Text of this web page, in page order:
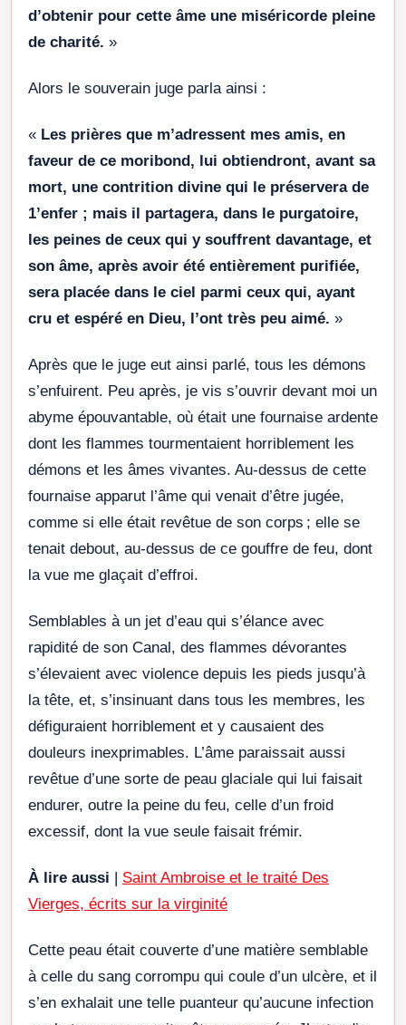
d’obtenir pour cette âme une miséricorde pleine
de charité. »
Alors le souverain juge parla ainsi :
« Les prières que m’adressent mes amis, en
faveur de ce moribond, lui obtiendront, avant sa
mort, une contrition divine qui le préservera de
1’enfer ; mais il partagera, dans le purgatoire,
les peines de ceux qui y souffrent davantage, et
son âme, après avoir été entièrement purifiée,
sera placée dans le ciel parmi ceux qui, ayant
cru et espéré en Dieu, l’ont très peu aimé. »
Après que le juge eut ainsi parlé, tous les démons
s’enfuirent. Peu après, je vis s’ouvrir devant moi un
abyme épouvantable, où était une fournaise ardente
dont les flammes tourmentaient horriblement les
démons et les âmes vivantes. Au-dessus de cette
fournaise apparut l’âme qui venait d’être jugée,
comme si elle était revêtue de son corps ; elle se
tenait debout, au-dessus de ce gouffre de feu, dont
la vue me glaçait d’effroi.
Semblables à un jet d’eau qui s’élance avec
rapidité de son Canal, des flammes dévorantes
s’élevaient avec violence depuis les pieds jusqu’à
la tête, et, s’insinuant dans tous les membres, les
défiguraient horriblement et y causaient des
douleurs inexprimables. L’âme paraissait aussi
revêtue d’une sorte de peau glaciale qui lui faisait
endurer, outre la peine du feu, celle d’un froid
excessif, dont la vue seule faisait frémir.
À lire aussi
Saint Ambroise et le traité Des
Vierges, écrits sur la virginité
Cette peau était couverte d’une matière semblable
à celle du sang corrompu qui coule d’un ulcère, et il
s’en exhalait une telle puanteur qu’aucune infection